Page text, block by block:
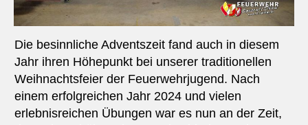
Die besinnliche Adventszeit fand auch in diesem
Jahr ihren Höhepunkt bei unserer traditionellen
Weihnachtsfeier der Feuerwehrjugend. Nach
einem erfolgreichen Jahr 2024 und vielen
erlebnisreichen Übungen war es nun an der Zeit,